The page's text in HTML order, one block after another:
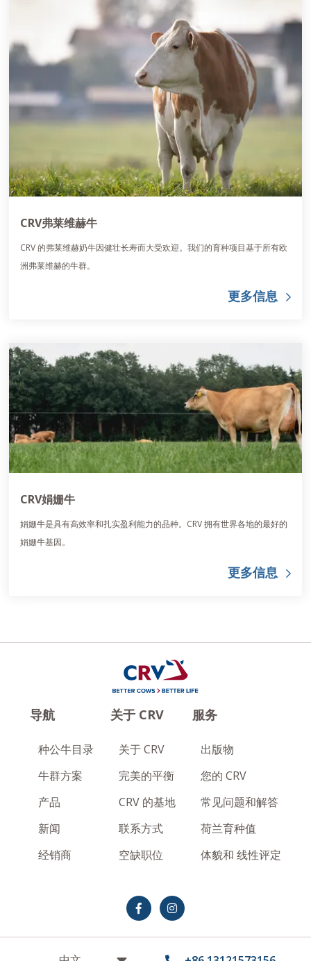
CRV弗莱维赫牛
CRV 的弗莱维赫奶牛因健壮长寿而大受欢迎。我们的育种项目基于所有欧
洲弗莱维赫的牛群。
更多信息
CRV娟姗牛
娟姗牛是具有高效率和扎实盈利能力的品种。CRV 拥有世界各地的最好的
娟姗牛基因。
更多信息
导航
种公牛目录
牛群方案
产品
新闻
经销商
关于 CRV
关于 CRV
完美的平衡
CRV 的基地
联系方式
空缺职位
服务
出版物
您的 CRV
常见问题和解答
荷兰育种值
体貌和 线性评定